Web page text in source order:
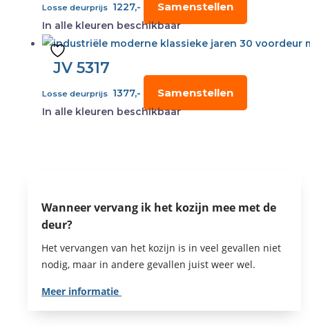
Losse deurprijs 1227,- Samenstellen
In alle kleuren beschikbaar
JV 5317
Losse deurprijs 1377,- Samenstellen
In alle kleuren beschikbaar
Wanneer vervang ik het kozijn mee met de
deur?
Het vervangen van het kozijn is in veel gevallen niet
nodig, maar in andere gevallen juist weer wel.
Meer informatie